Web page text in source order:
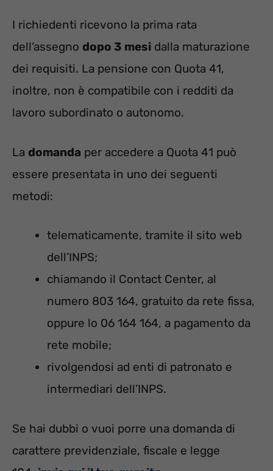
I richiedenti ricevono la prima rata
dell’assegno dopo 3 mesi dalla maturazione
dei requisiti. La pensione con Quota 41,
inoltre, non è compatibile con i redditi da
lavoro subordinato o autonomo.
La domanda per accedere a Quota 41 può
essere presentata in uno dei seguenti
metodi:
telematicamente, tramite il sito web
dell’INPS;
chiamando il Contact Center, al
numero 803 164, gratuito da rete fissa,
oppure lo 06 164 164, a pagamento da
rete mobile;
rivolgendosi ad enti di patronato e
intermediari dell’INPS.
Se hai dubbi o vuoi porre una domanda di
carattere previdenziale, fiscale e legge